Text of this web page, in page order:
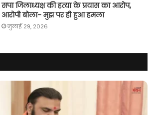
सपा जिलाध्यक्ष की हत्या के प्रयास का आरोप,
आरोपी बोला- मुझ पर ही हुआ हमला
जुलाई 29, 2026